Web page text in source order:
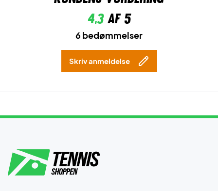
4,3af 5
6 bedømmelser
Skriv anmeldelse